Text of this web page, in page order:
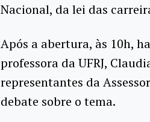
Nacional, da lei das
Após a abertura, às 10h,
professora da UFRJ,
representantes da
debate sobre o tema.